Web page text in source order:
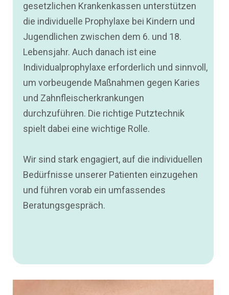
gesetzlichen Krankenkassen unterstützen
die individuelle Prophylaxe bei Kindern und
Jugendlichen zwischen dem 6. und 18.
Lebensjahr. Auch danach ist eine
Individualprophylaxe erforderlich und sinnvoll,
um vorbeugende Maßnahmen gegen Karies
und Zahnfleischerkrankungen
durchzuführen. Die richtige Putztechnik
spielt dabei eine wichtige Rolle.
Wir sind stark engagiert, auf die individuellen
Bedürfnisse unserer Patienten einzugehen
und führen vorab ein umfassendes
Beratungsgespräch.